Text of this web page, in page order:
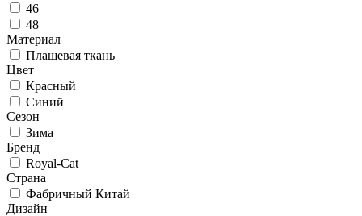
46
48
Материал
Плащевая ткань
Цвет
Красный
Синий
Сезон
Зима
Бренд
Royal-Cat
Страна
Фабричный Китай
Дизайн